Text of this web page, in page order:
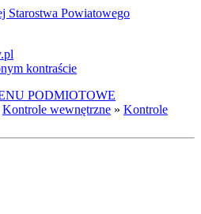
Starostwa Powiatowego
PODMIOTOWE
Kontrole wewnętrzne » Kontrole